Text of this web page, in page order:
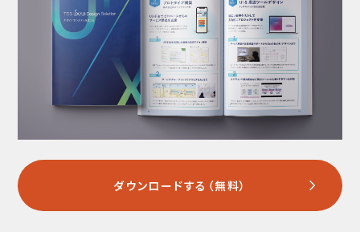
ダウンロードする（無料）